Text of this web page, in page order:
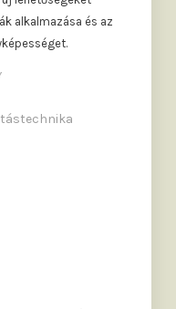
alkalmazása és az